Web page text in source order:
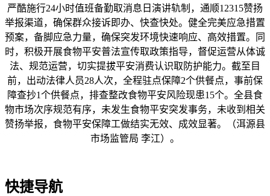
严酷施行24小时值班备勤取消息日演讲轨制，通顺12315赞扬
举报渠道，确保群众接诉即办、快查快处。健全完美应急措置
预案，备脚应急力量，确保突发环境快速响应、高效措置。同
时，积极开展食物平安普法宣传取政策指导，督促运营从体诚
法、规范运营，切实提拔平安消费认识取防护能力。截至目
前，出动法律人员28人次，全程驻点保障2个供餐点，事前保
障查抄1个供餐点，排查整改食物平安风险现患15个。全县食
物市场次序规范有序，未发生食物平安突发事务，未收到相关
赞扬举报，食物平安保障工做结实无效、成效显著。（洱源县
市场监管局 李江）。
快捷导航